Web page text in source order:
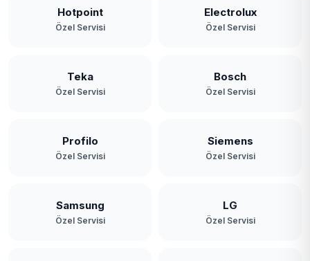
Hotpoint
Özel Servisi
Electrolux
Özel Servisi
Teka
Özel Servisi
Bosch
Özel Servisi
Profilo
Özel Servisi
Siemens
Özel Servisi
Samsung
Özel Servisi
LG
Özel Servisi